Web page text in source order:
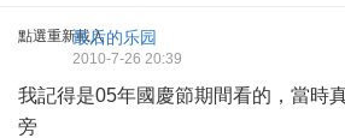
點選重新載入最后的乐园
2010-7-26 20:39
我記得是05年國慶節期間看的，當時
旁